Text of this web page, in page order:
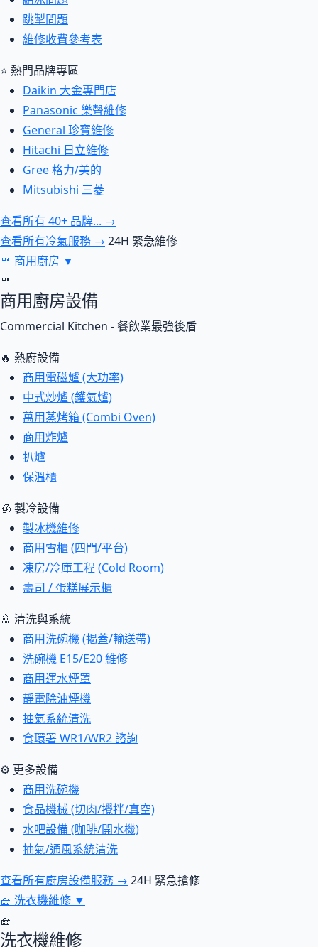
跳掣問題
維修收費參考表
⭐ 熱門品牌專區
Daikin 大金專門店
Panasonic 樂聲維修
General 珍寶維修
Hitachi 日立維修
Gree 格力/美的
Mitsubishi 三菱
查看所有 40+ 品牌... →
查看所有冷氣服務 → 24H 緊急維修
🍴 商用廚房 ▼
🍴
商用廚房設備
Commercial Kitchen - 餐飲業最強後盾
🔥 熱廚設備
商用電磁爐 (大功率)
中式炒爐 (鑊氣爐)
萬用蒸烤箱 (Combi Oven)
商用炸爐
扒爐
保溫櫃
🧊 製冷設備
製冰機維修
商用雪櫃 (四門/平台)
凍房/冷庫工程 (Cold Room)
壽司 / 蛋糕展示櫃
🚿 清洗與系統
商用洗碗機 (揭蓋/輸送帶)
洗碗機 E15/E20 維修
商用運水煙罩
靜電除油煙機
抽氣系統清洗
食環署 WR1/WR2 諮詢
⚙ 更多設備
商用洗碗機
食品機械 (切肉/攪拌/真空)
水吧設備 (咖啡/開水機)
抽氣/通風系統清洗
查看所有廚房設備服務 → 24H 緊急搶修
🧺 洗衣機維修 ▼
🧺
洗衣機維修